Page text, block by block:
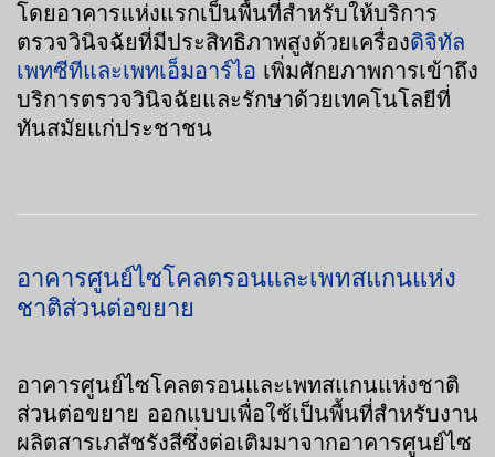
โดยอาคารแห่งแรกเป็นพื้นที่สำหรับให้บริการ
ตรวจวินิจฉัยที่มีประสิทธิภาพสูงด้วยเครื่องดิจิทัล
เพทซีทีและเพทเอ็มอาร์ไอ เพิ่มศักยภาพการเข้าถึง
บริการตรวจวินิจฉัยและรักษาด้วยเทคโนโลยีที่
ทันสมัยแก่ประชาชน
อาคารศูนย์ไซโคลตรอนและเพทสแกนแห่ง
ชาติส่วนต่อขยาย
อาคารศูนย์ไซโคลตรอนและเพทสแกนแห่งชาติ
ส่วนต่อขยาย ออกแบบเพื่อใช้เป็นพื้นที่สำหรับงาน
ผลิตสารเภสัชรังสีซึ่งต่อเติมมาจากอาคารศูนย์ไซ